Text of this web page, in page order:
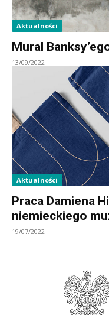
Aktualności
Mural
13/09/2022
Aktualności
Praca Damiena
niemieckiego
19/07/2022